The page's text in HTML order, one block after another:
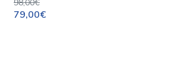
98,00€
79,00€